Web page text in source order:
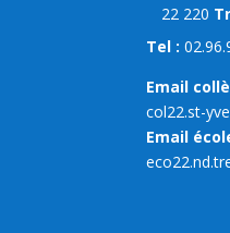
22 220
Tel :
Email
col22.st-
Email